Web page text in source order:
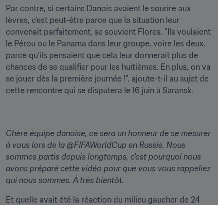
Par contre, si certains Danois avaient le sourire aux
lèvres, c’est peut-être parce que la situation leur
convenait parfaitement, se souvient Flores. "Ils voulaient
le Pérou ou le Panama dans leur groupe, voire les deux,
parce qu’ils pensaient que cela leur donnerait plus de
chances de se qualifier pour les huitièmes. En plus, on va
se jouer dès la première journée !", ajoute-t-il au sujet de
cette rencontre qui se disputera le 16 juin à Saransk.
Chère équipe danoise, ce sera un honneur de se mesurer
à vous lors de la @FIFAWorldCup en Russie. Nous
sommes partis depuis longtemps, c'est pourquoi nous
avons préparé cette vidéo pour que vous vous rappeliez
qui nous sommes. À très bientôt.
Et quelle avait été la réaction du milieu gaucher de 24